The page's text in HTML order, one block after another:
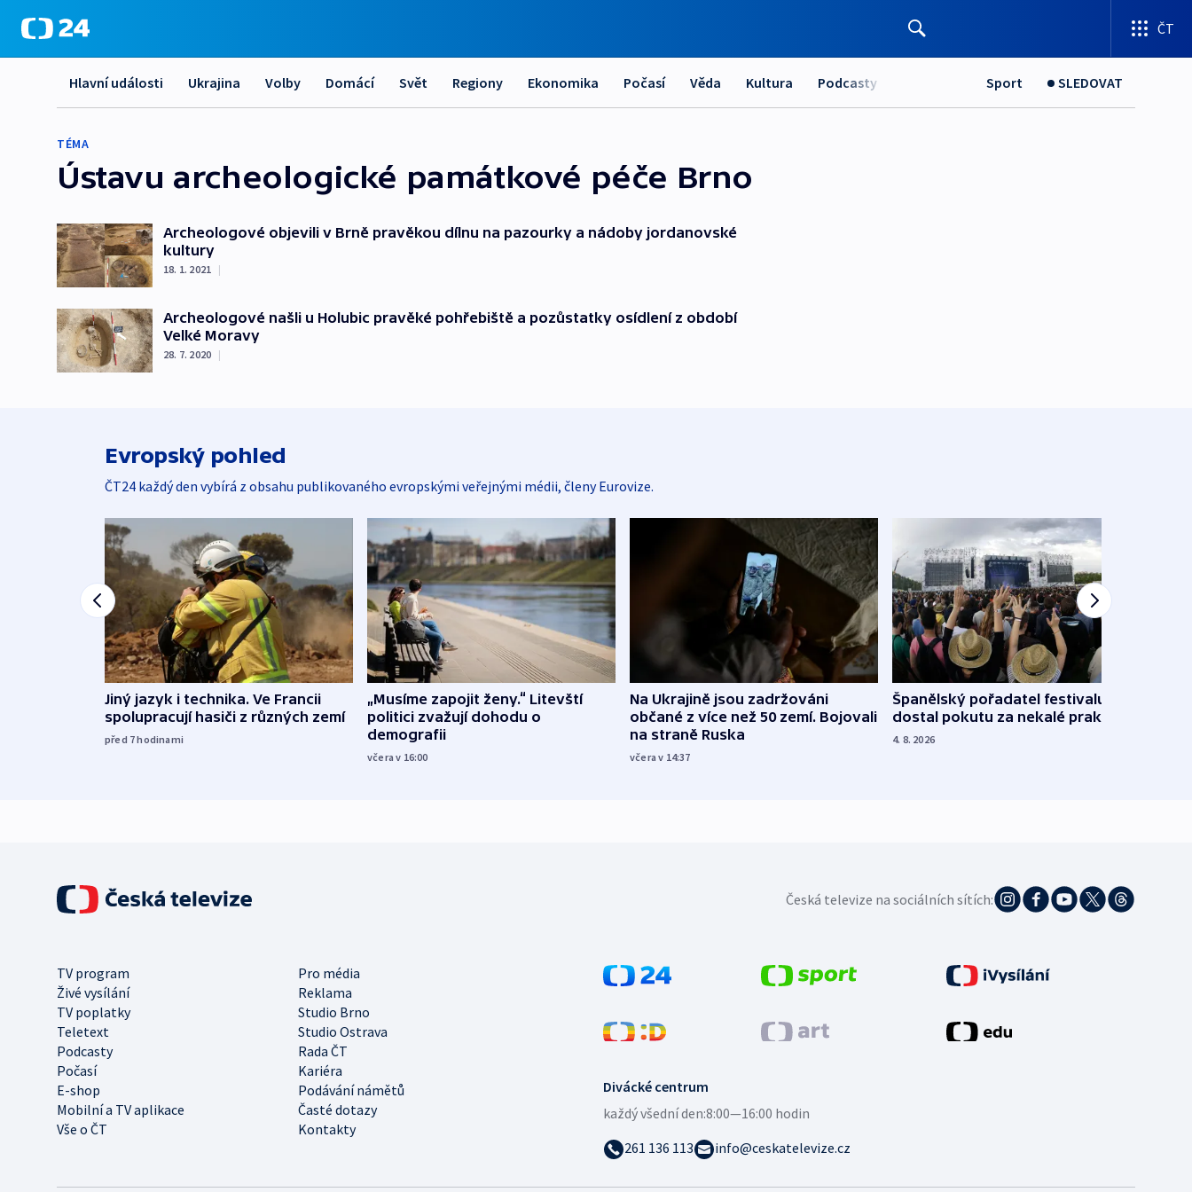
ČT
Hlavní události Ukrajina Volby Domácí Svět Regiony Ekonomika Počasí Věda Kultura Podcasty Sport SLEDOVAT
TÉMA
Ústavu archeologické památkové péče Brno
Archeologové objevili v Brně pravěkou dílnu na pazourky a nádoby jordanovské
kultury
18. 1. 2021 |
Archeologové našli u Holubic pravěké pohřebiště a pozůstatky osídlení z období
Velké Moravy
28. 7. 2020 |
Evropský pohled
ČT24 každý den vybírá z obsahu publikovaného evropskými veřejnými médii, členy Eurovize.
Jiný jazyk i technika. Ve Francii
spolupracují hasiči z různých zemí
před 7hodinami
„Musíme zapojit ženy.“ Litevští
politici zvažují dohodu o
demografii
včera v 16:00
Na Ukrajině jsou zadržováni
občané z více než 50 zemí. Bojovali
na straně Ruska
včera v 14:37
Španělský pořadatel festivalu
dostal pokutu za nekalé praktiky
4. 8. 2026
Česká televize na sociálních sítích:
TV program
Pro média
Živé vysílání
Reklama
TV poplatky
Studio Brno
Teletext
Studio Ostrava
Podcasty
Rada ČT
Počasí
Kariéra
E-shop
Podávání námětů
Mobilní a TV aplikace
Časté dotazy
Vše o ČT
Kontakty
Divácké centrum
každý všední den:8:00—16:00 hodin
261 136 113
info@ceskatelevize.cz